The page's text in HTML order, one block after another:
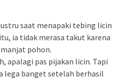
saat menapaki tebing licin
ia tidak merasa takut karena
pohon.
apalagi pas pijakan licin. Tapi
lega banget setelah berhasil